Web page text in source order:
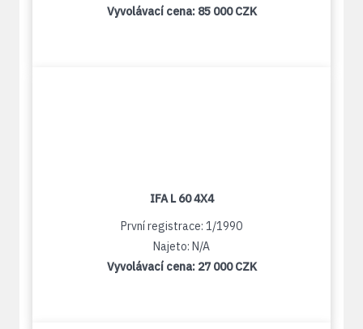
Vyvolávací cena: 85 000 CZK
IFA L 60 4X4
První registrace: 1/1990
Najeto: N/A
Vyvolávací cena: 27 000 CZK